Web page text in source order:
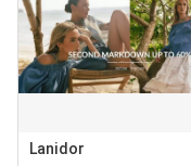
Lanidor